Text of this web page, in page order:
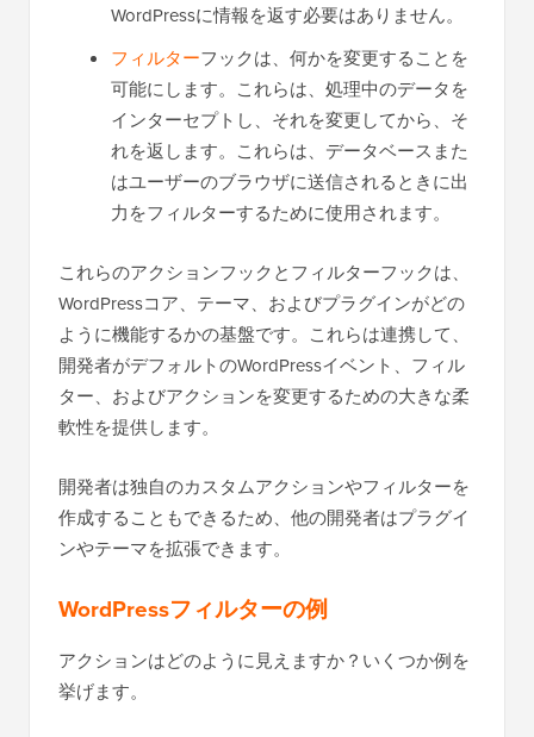
WordPressに情報を返す必要はありません。
フィルターフックは、何かを変更することを
可能にします。これらは、処理中のデータを
インターセプトし、それを変更してから、そ
れを返します。これらは、データベースまた
はユーザーのブラウザに送信されるときに出
力をフィルターするために使用されます。
これらのアクションフックとフィルターフックは、
WordPressコア、テーマ、およびプラグインがどの
ように機能するかの基盤です。これらは連携して、
開発者がデフォルトのWordPressイベント、フィル
ター、およびアクションを変更するための大きな柔
軟性を提供します。
開発者は独自のカスタムアクションやフィルターを
作成することもできるため、他の開発者はプラグイ
ンやテーマを拡張できます。
WordPressフィルターの例
アクションはどのように見えますか？いくつか例を
挙げます。